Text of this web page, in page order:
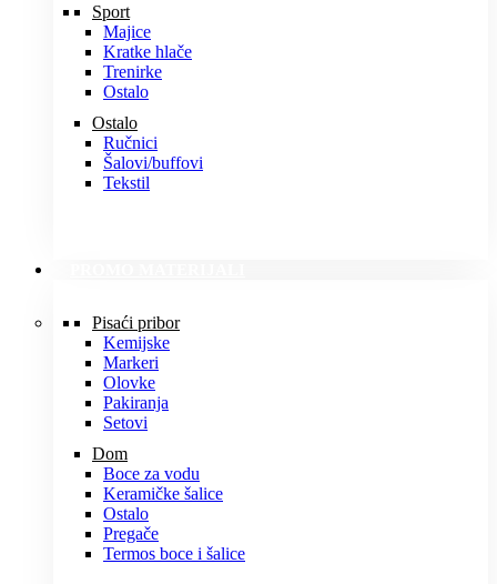
Sport
Majice
Kratke hlače
Trenirke
Ostalo
Ostalo
Ručnici
Šalovi/buffovi
Tekstil
Pisaći pribor
Kemijske
Markeri
Olovke
Pakiranja
Setovi
Dom
Boce za vodu
Keramičke šalice
Ostalo
Pregače
Termos boce i šalice